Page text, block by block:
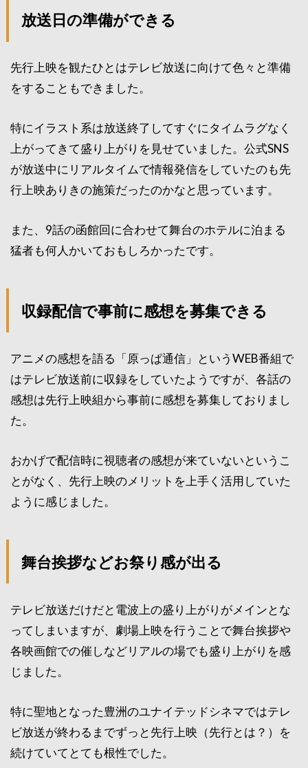
放送日の準備ができる
先行上映を観たひとはテレビ放送に向けて色々と準備
をすることもできました。
特にイラスト系は放送終了してすぐにタイムラグなく
上がってきて盛り上がりを見せていました。公式SNS
が放送中にリアルタイムで情報発信をしていたのも先
行上映ありきの施策だったのかなと思っています。
また、9話の函館回に合わせて舞台のホテルに泊まる
猛者も何人かいておもしろかったです。
収録配信で事前に感想を募集できる
アニメの感想を語る「原っぱ通信」というWEB番組で
はテレビ放送前に収録をしていたようですが、各話の
感想は先行上映組から事前に感想を募集しておりまし
た。
おかげで配信時に視聴者の感想が来ていないというこ
とがなく、先行上映のメリットを上手く活用していた
ように感じました。
舞台挨拶などお祭り感が出る
テレビ放送だけだと電波上の盛り上がりがメインとな
ってしまいますが、劇場上映を行うことで舞台挨拶や
各映画館での催しなどリアルの場でも盛り上がりを感
じました。
特に聖地となった豊洲のユナイテッドシネマではテレ
ビ放送が終わるまでずっと先行上映（先行とは？）を
続けていてとても根性でした。